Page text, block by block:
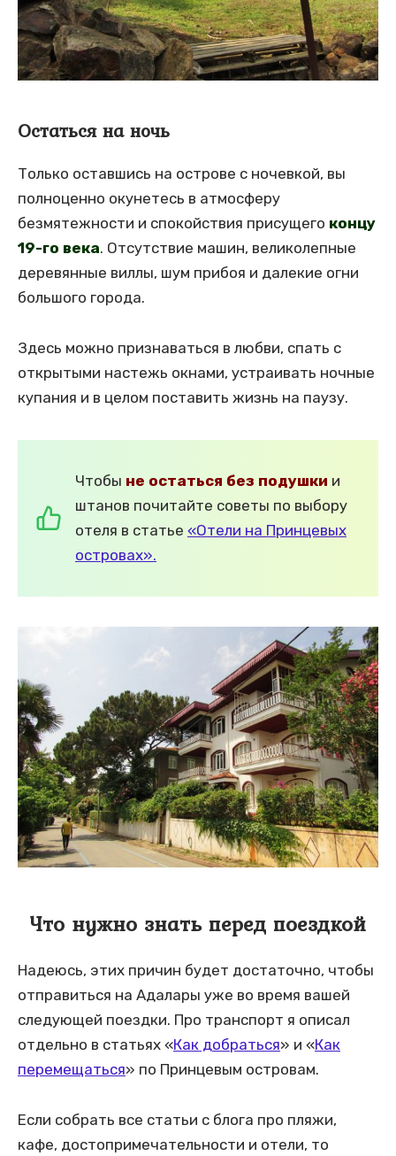
Остаться на ночь
Только оставшись на острове с ночевкой, вы
полноценно окунетесь в атмосферу
безмятежности и спокойствия присущего концу
19-го века. Отсутствие машин, великолепные
деревянные виллы, шум прибоя и далекие огни
большого города.
Здесь можно признаваться в любви, спать с
открытыми настежь окнами, устраивать ночные
купания и в целом поставить жизнь на паузу.
Чтобы не остаться без подушки и
штанов почитайте советы по выбору
отеля в статье «Отели на Принцевых
островах».
Что нужно знать перед поездкой
Надеюсь, этих причин будет достаточно, чтобы
отправиться на Адалары уже во время вашей
следующей поездки. Про транспорт я описал
отдельно в статьях «Как добраться» и «Как
перемещаться» по Принцевым островам.
Если собрать все статьи с блога про пляжи,
кафе, достопримечательности и отели, то